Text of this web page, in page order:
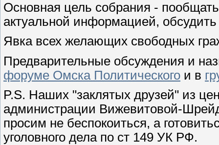
Основная цель собрания -
актуальной информацией,
Явка всех желающих свободных
Предварительные обсуждения и
форуме Омска Политического и в
P.S. Наших "заклятых друзей" из
администрации Вижевитовой-
просим не беспокоиться, а
уголовного дела по ст 149 УК РФ.